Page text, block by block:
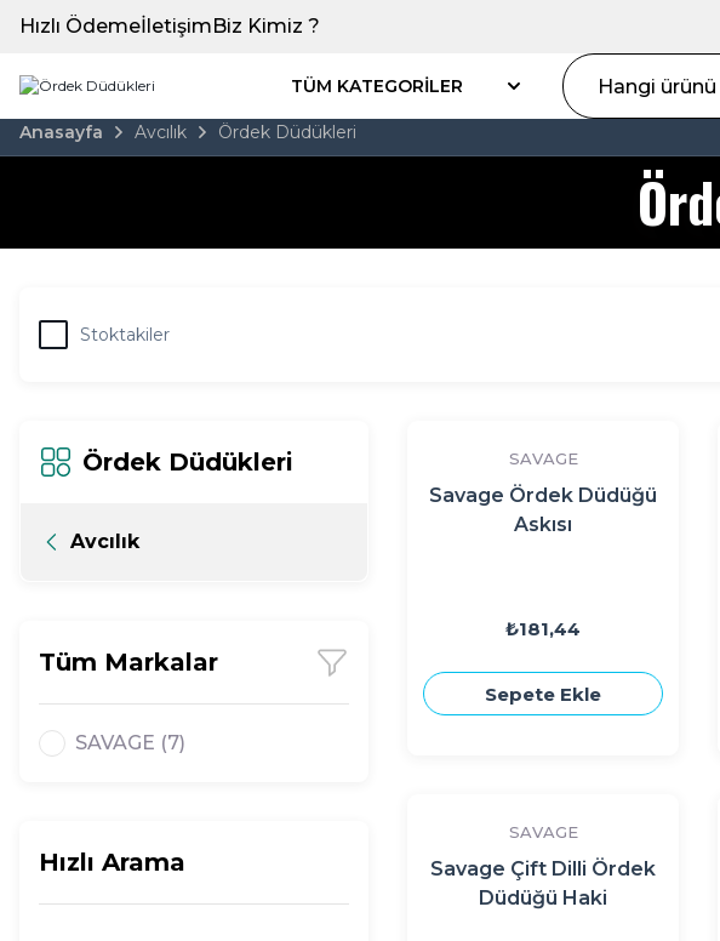
Hızlı ÖdemeİletişimBiz Kimiz ?
TÜM KATEGORİLER
Anasayfa
Avcılık Ördek Düdükleri
Stoktakiler
Ördek Düdükleri
Avcılık
Tüm Markalar
SAVAGE (7)
Hızlı Arama
SAVAGE
Savage Ördek Düdüğü
Askısı
₺181,44
Sepete Ekle
SAVAGE
Savage Çift Dilli Ördek
Düdüğü Haki